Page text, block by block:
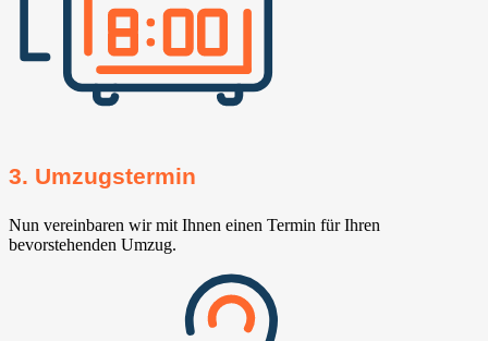
3. Umzugstermin
Nun vereinbaren wir mit Ihnen einen Termin für Ihren
bevorstehenden Umzug.